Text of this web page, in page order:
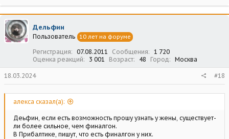
а
к
ц
и
и
Дельфин
Пользователь 10 лет на форуме
Регистрация 07.08.2011 Сообщения
1 720
Оценка реакций
3 001 Возраст 48 Город Москва
18.03.2024 #18
алекса сказал(а):
Деьфин, если есть возможность прошу узнать у жены, существует-
ли более сильное, чем финалгон.
В Прибалтике, пишут, что есть финалгон у них.